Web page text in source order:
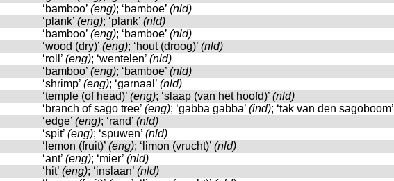
‘bamboo’ (eng); ‘bamboe’ (nld)
‘plank’ (eng); ‘plank’ (nld)
‘bamboo’ (eng); ‘bamboe’ (nld)
‘wood (dry)’ (eng); ‘hout (droog)’ (nld)
‘roll’ (eng); ‘wentelen’ (nld)
‘bamboo’ (eng); ‘bamboe’ (nld)
‘shrimp’ (eng); ‘garnaal’ (nld)
‘temple (of head)’ (eng); ‘slaap (van het hoofd)’ (nld)
‘branch of sago tree’ (eng); ‘gabba gabba’ (ind); ‘tak van den sagoboom’
‘edge’ (eng); ‘rand’ (nld)
‘spit’ (eng); ‘spuwen’ (nld)
‘lemon (fruit)’ (eng); ‘limon (vrucht)’ (nld)
‘ant’ (eng); ‘mier’ (nld)
‘hit’ (eng); ‘inslaan’ (nld)